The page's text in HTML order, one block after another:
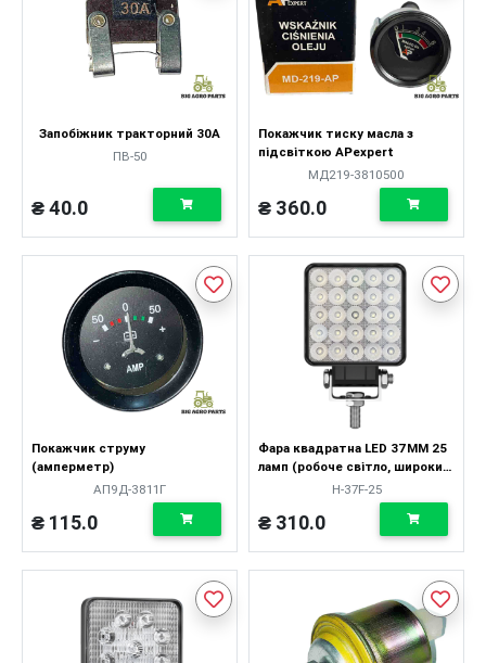
Запобіжник тракторний 30А
ПВ-50
₴ 40.0
Покажчик тиску масла з
підсвіткою APexpert
МД219-3810500
₴ 360.0
Покажчик струму
(амперметр)
АП9Д-3811Г
₴ 115.0
Фара квадратна LED 37ММ 25
ламп (робоче світло, широкий
H-37F-25
₴ 310.0